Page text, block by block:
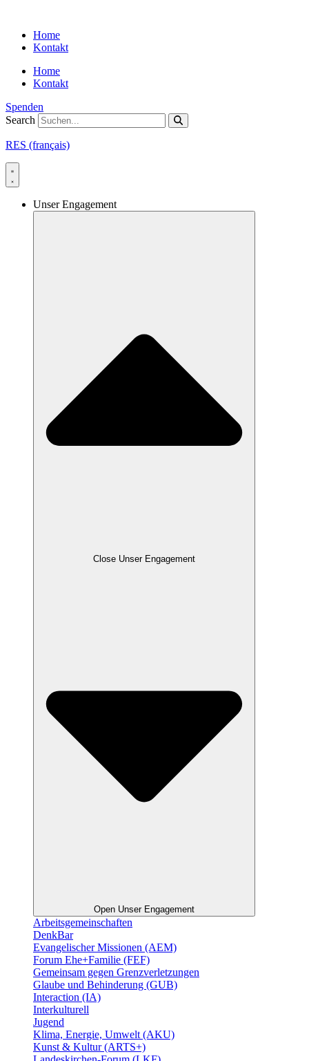
contentHome
Kontakt
Home
Kontakt
Spenden
Search
RES (français)
Unser Engagement
Close Unser Engagement
Open Unser Engagement
Arbeitsgemeinschaften
DenkBar
Evangelischer Missionen (AEM)
Forum Ehe+Familie (FEF)
Gemeinsam gegen Grenzverletzungen
Glaube und Behinderung (GUB)
Interaction (IA)
Interkulturell
Jugend
Klima, Energie, Umwelt (AKU)
Kunst & Kultur (ARTS+)